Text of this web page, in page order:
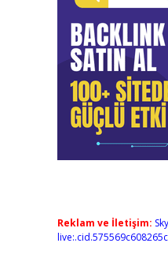
Reklam ve İletişim: